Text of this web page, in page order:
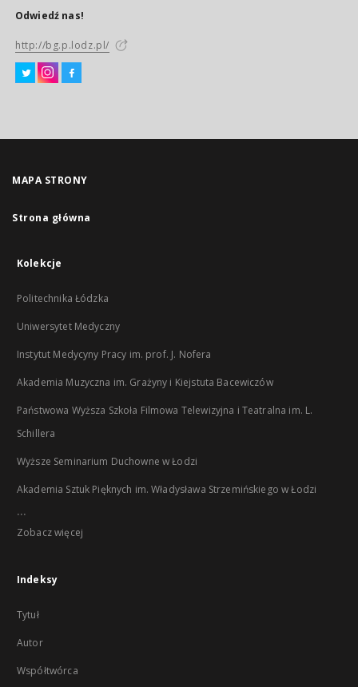
Odwiedź nas!
http://bg.p.lodz.pl/
MAPA STRONY
Strona główna
Kolekcje
Politechnika Łódzka
Uniwersytet Medyczny
Instytut Medycyny Pracy im. prof. J. Nofera
Akademia Muzyczna im. Grażyny i Kiejstuta Bacewiczów
Państwowa Wyższa Szkoła Filmowa Telewizyjna i Teatralna im. L.
Schillera
Wyższe Seminarium Duchowne w Łodzi
Akademia Sztuk Pięknych im. Władysława Strzemińskiego w Łodzi
...
Zobacz więcej
Indeksy
Tytuł
Autor
Współtwórca